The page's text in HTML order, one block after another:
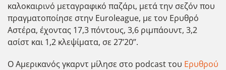
καλοκαιρινό μεταγραφικό παζάρι, μετά την σεζόν που
πραγματοποίησε στην Euroleague, με τον Ερυθρό
Αστέρα, έχοντας 17,3 πόντους, 3,6 ριμπάουντ, 3,2
ασίστ και 1,2 κλεψίματα, σε 27’20’’.
Ο Αμερικανός γκαρντ μίλησε στο podcast του Ερυθρού